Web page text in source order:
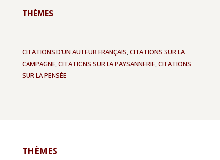
THÈMES
CITATIONS D’UN AUTEUR FRANÇAIS,CITATIONS SUR LA
CAMPAGNE,CITATIONS SUR LA PAYSANNERIE,CITATIONS
SUR LA PENSÉE
THÈMES